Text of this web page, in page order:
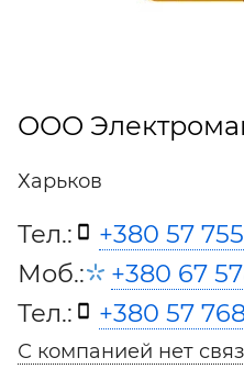
ООО
Харьков
Тел.:
+380 57
Моб.:
+380 67
Тел.:
+380 57
С компанией нет